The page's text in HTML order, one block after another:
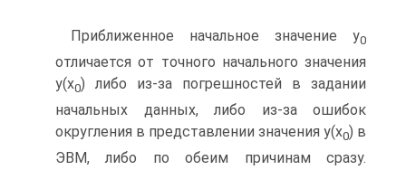
Приближенное начальное значение y0
отличается от точного начального значения
y(x0) либо из-за погрешностей в задании
начальных данных, либо из-за ошибок
округления в представлении значения y(x0) в
ЭВМ, либо по обеим причинам сразу.